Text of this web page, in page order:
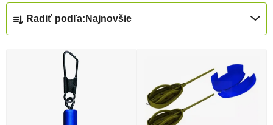
Radenie produktov
Radiť podľa: Najnovšie
Výpis produktov